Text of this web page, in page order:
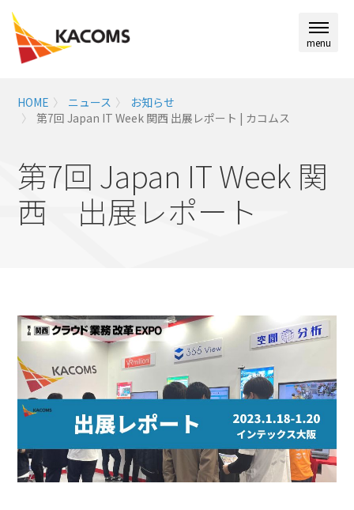
menu
HOME ニュース
お知らせ
第7回 Japan IT Week 関西 出展レポート | カコムス
第7回 Japan IT Week 関
西 出展レポート